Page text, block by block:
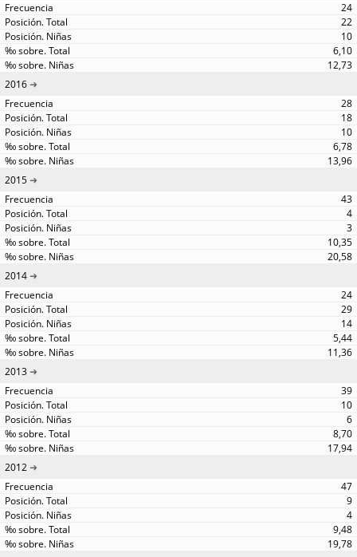
24
22
10
6,10
12,73
2016
28
18
10
6,78
13,96
2015
43
4
3
10,35
20,58
2014
24
29
14
5,44
11,36
2013
39
10
6
8,70
17,94
2012
47
9
4
9,48
19,78